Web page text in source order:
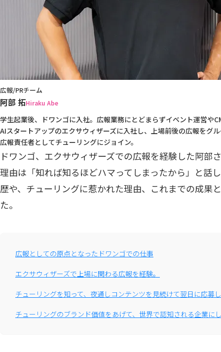
広報/PRチーム
阿部 拓Hiraku Abe
学生起業後、ドワンゴに入社。広報業務にとどまらずイベント運営や
AIスタートアップのエクサウィザーズに入社し、上場前後の広報をグ
広報責任者としてチューリングにジョイン。
ドワンゴ、エクサウィザーズでの広報を経験した阿部
理由は「知れば知るほどハマってしまったから」と話
歴や、チューリングに惹かれた理由、これまでの成果
た。
広報としての原点となったドワンゴでの仕事
エクサウィザーズで上場に関わる広報を経験。
チューリングを知って、夜通しコンテンツを見続けて翌日に応募
チューリングのブランド価値をあげて、世界で認知される企業に